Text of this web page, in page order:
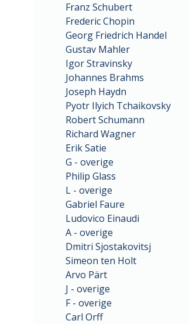
Franz Schubert
Frederic Chopin
Georg Friedrich Handel
Gustav Mahler
Igor Stravinsky
Johannes Brahms
Joseph Haydn
Pyotr Ilyich Tchaikovsky
Robert Schumann
Richard Wagner
Erik Satie
G - overige
Philip Glass
L - overige
Gabriel Faure
Ludovico Einaudi
A - overige
Dmitri Sjostakovitsj
Simeon ten Holt
Arvo Pärt
J - overige
F - overige
Carl Orff